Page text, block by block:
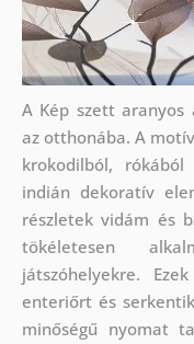
A Kép szett
az otthonába. A
krokodilból,
indián dekoratív
részletek vidám és
tökéletesen
játszóhelyekre.
enteriőrt és
minőségű nyomat